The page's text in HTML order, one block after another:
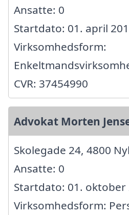
Ansatte: 0
Startdato: 01. april
Virksomhedsform:
CVR: 37454990
Advokat Morten
Skolegade 24, 4800
Ansatte: 0
Startdato: 01. oktober
Virksomhedsform: